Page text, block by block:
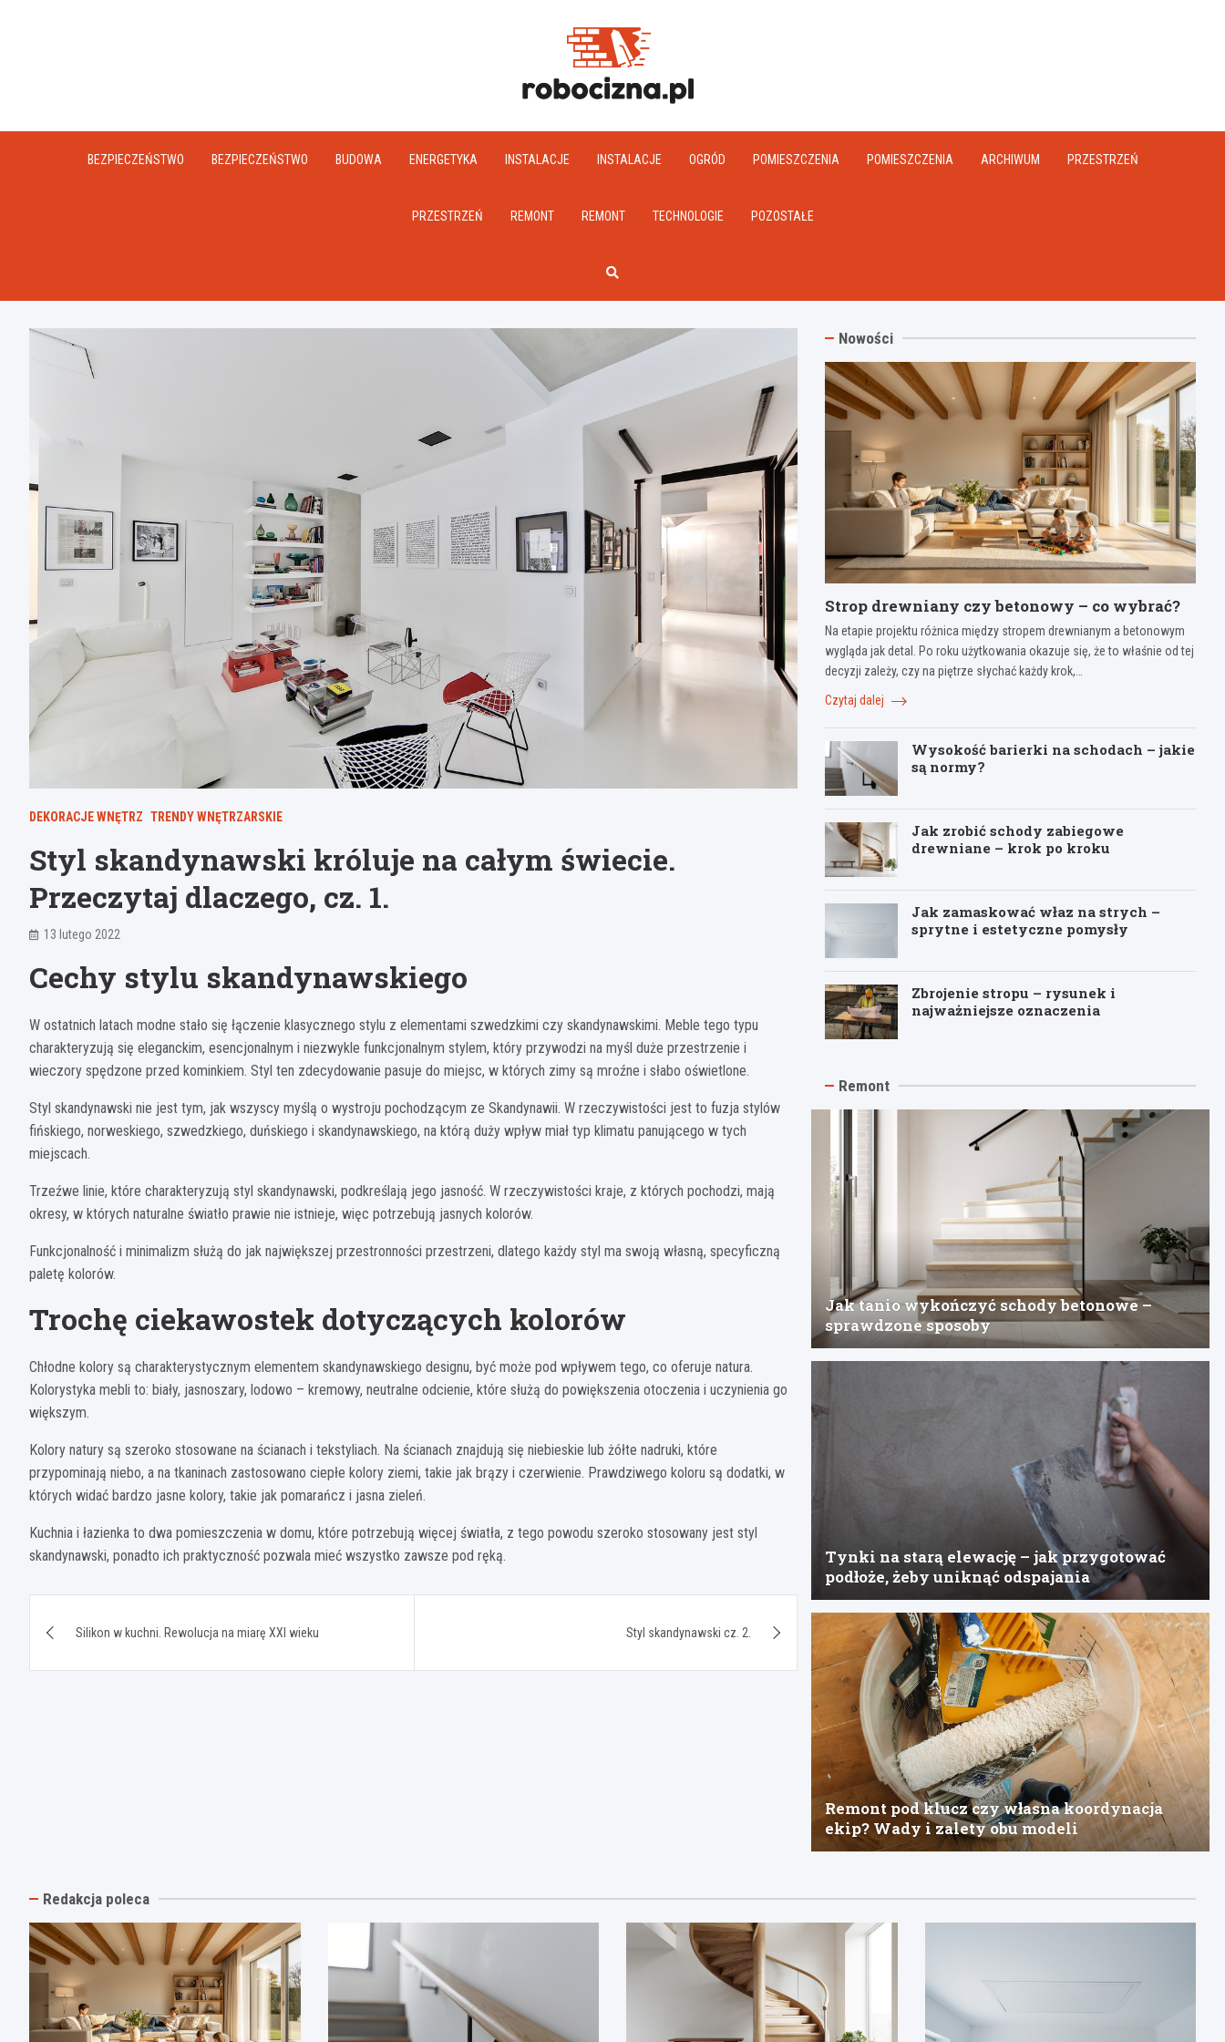
BEZPIECZEŃSTWO BEZPIECZEŃSTWO BUDOWA ENERGETYKA INSTALACJE INSTALACJE OGRÓD POMIESZCZENIA POMIESZCZENIA ARCHIWUM PRZESTRZEŃ
PRZESTRZEŃ REMONT REMONT TECHNOLOGIE POZOSTAŁE
DEKORACJE WNĘTRZ TRENDY WNĘTRZARSKIE
Styl skandynawski króluje na całym świecie.
Przeczytaj dlaczego, cz. 1.
13 lutego 2022
Cechy stylu skandynawskiego
W ostatnich latach modne stało się łączenie klasycznego stylu z elementami szwedzkimi czy skandynawskimi. Meble tego typu
charakteryzują się eleganckim, esencjonalnym i niezwykle funkcjonalnym stylem, który przywodzi na myśl duże przestrzenie i
wieczory spędzone przed kominkiem. Styl ten zdecydowanie pasuje do miejsc, w których zimy są mroźne i słabo oświetlone.
Styl skandynawski nie jest tym, jak wszyscy myślą o wystroju pochodzącym ze Skandynawii. W rzeczywistości jest to fuzja stylów
fińskiego, norweskiego, szwedzkiego, duńskiego i skandynawskiego, na którą duży wpływ miał typ klimatu panującego w tych
miejscach.
Trzeźwe linie, które charakteryzują styl skandynawski, podkreślają jego jasność. W rzeczywistości kraje, z których pochodzi, mają
okresy, w których naturalne światło prawie nie istnieje, więc potrzebują jasnych kolorów.
Funkcjonalność i minimalizm służą do jak największej przestronności przestrzeni, dlatego każdy styl ma swoją własną, specyficzną
paletę kolorów.
Trochę ciekawostek dotyczących kolorów
Chłodne kolory są charakterystycznym elementem skandynawskiego designu, być może pod wpływem tego, co oferuje natura.
Kolorystyka mebli to: biały, jasnoszary, lodowo – kremowy, neutralne odcienie, które służą do powiększenia otoczenia i uczynienia go
większym.
Kolory natury są szeroko stosowane na ścianach i tekstyliach. Na ścianach znajdują się niebieskie lub żółte nadruki, które
przypominają niebo, a na tkaninach zastosowano ciepłe kolory ziemi, takie jak brązy i czerwienie. Prawdziwego koloru są dodatki, w
których widać bardzo jasne kolory, takie jak pomarańcz i jasna zieleń.
Kuchnia i łazienka to dwa pomieszczenia w domu, które potrzebują więcej światła, z tego powodu szeroko stosowany jest styl
skandynawski, ponadto ich praktyczność pozwala mieć wszystko zawsze pod ręką.
wpisu
Silikon w kuchni. Rewolucja na miarę XXI wieku Styl skandynawski cz. 2.
Nowości
Strop drewniany czy betonowy – co wybrać?
Na etapie projektu różnica między stropem drewnianym a betonowym
wygląda jak detal. Po roku użytkowania okazuje się, że to właśnie od tej
decyzji zależy, czy na piętrze słychać każdy krok,…
Czytaj dalej
Wysokość barierki na schodach – jakie
są normy?
Jak zrobić schody zabiegowe
drewniane – krok po kroku
Jak zamaskować właz na strych –
sprytne i estetyczne pomysły
Zbrojenie stropu – rysunek i
najważniejsze oznaczenia
Remont
Jak tanio wykończyć schody betonowe –
sprawdzone sposoby
Tynki na starą elewację – jak przygotować
podłoże, żeby uniknąć odspajania
Remont pod klucz czy własna koordynacja
ekip? Wady i zalety obu modeli
Redakcja poleca